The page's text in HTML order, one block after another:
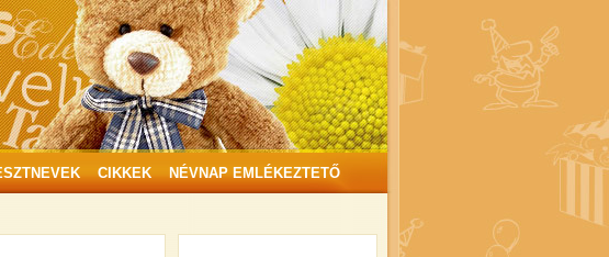
CIKKEK NÉVNAP EMLÉKEZTETŐ